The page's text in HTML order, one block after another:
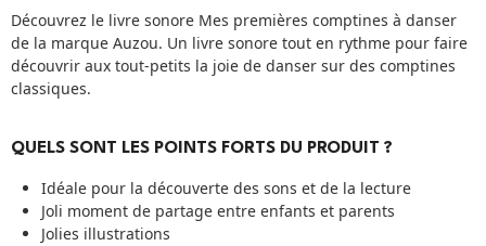
Découvrez le livre sonore Mes premières comptines à danser
de la marque Auzou. Un livre sonore tout en rythme pour faire
découvrir aux tout-petits la joie de danser sur des comptines
classiques.
QUELS SONT LES POINTS FORTS DU PRODUIT ?
Idéale pour la découverte des sons et de la lecture
Joli moment de partage entre enfants et parents
Jolies illustrations